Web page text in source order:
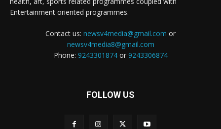
Entertainment oriented programmes.
Contact us: newsv4media@gmail.com or
newsv4media8@gmail.com
Phone: 9243301874or 9243306874
FOLLOW US